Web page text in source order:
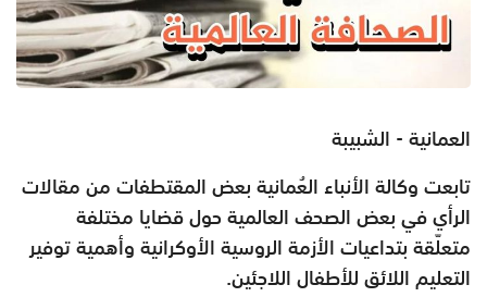
العمانية - الشبيبة
تابعت وكالة الأنباء العُمانية بعض المقتطفات من مقالات
الرأي في بعض الصحف العالمية حول قضايا مختلفة
متعلّقة بتداعيات الأزمة الروسية الأوكرانية وأهمية توفير
التعليم اللائق للأطفال اللاجئين.